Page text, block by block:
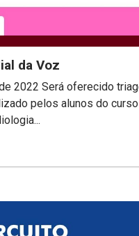
da Voz
triagem vocal ao
pelos alunos do curso